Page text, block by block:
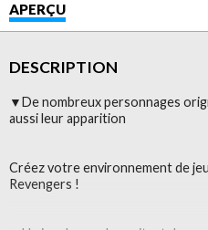
APERÇU
DESCRIPTION
▼De nombreux personnages
aussi leur apparition
Créez votre environnement de
Revengers !